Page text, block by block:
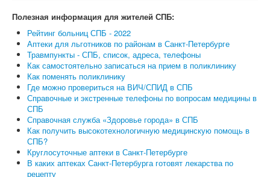
Полезная информация для жителей СПБ:
Рейтинг больниц СПБ - 2022
Аптеки для льготников по районам в Санкт-Петербурге
Травмпункты - СПБ, список, адреса, телефоны
Как самостоятельно записаться на прием в поликлинику
Как поменять поликлинику
Где можно провериться на ВИЧ/СПИД в СПБ
Справочные и экстренные телефоны по вопросам медицины в
СПБ
Справочная служба «Здоровье города» в СПБ
Как получить высокотехнологичную медицинскую помощь в
СПБ?
Круглосуточные аптеки в Санкт-Петербурге
В каких аптеках Санкт-Петербурга готовят лекарства по
рецепту